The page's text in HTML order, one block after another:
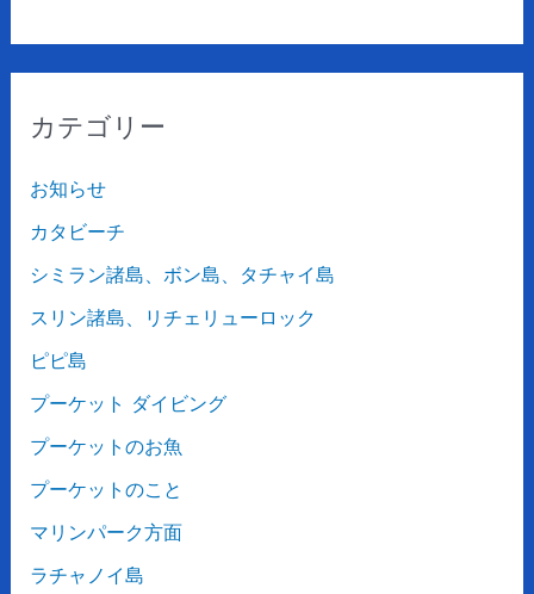
カテゴリー
お知らせ
カタビーチ
シミラン諸島、ボン島、タチャイ島
スリン諸島、リチェリューロック
ピピ島
プーケット ダイビング
プーケットのお魚
プーケットのこと
マリンパーク方面
ラチャノイ島